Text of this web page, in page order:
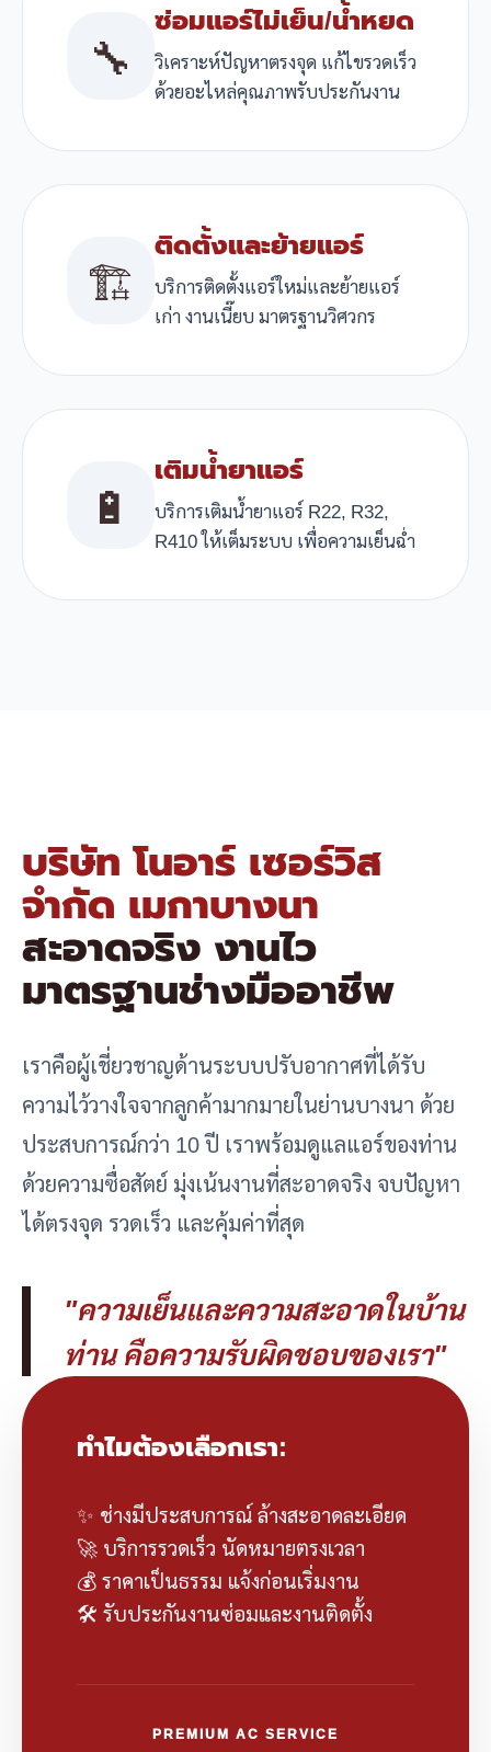
🔧
ซ่อมแอร์ไม่เย็น/น้ำหยด
วิเคราะห์ปัญหาตรงจุด แก้ไขรวดเร็ว
ด้วยอะไหล่คุณภาพรับประกันงาน
🏗️
ติดตั้งและย้ายแอร์
บริการติดตั้งแอร์ใหม่และย้ายแอร์
เก่า งานเนี๊ยบ มาตรฐานวิศวกร
🔋
เติมน้ำยาแอร์
บริการเติมน้ำยาแอร์ R22, R32,
R410 ให้เต็มระบบ เพื่อความเย็นฉ่ำ
บริษัท โนอาร์ เซอร์วิส
จำกัด เมกาบางนา
สะอาดจริง งานไว
มาตรฐานช่างมืออาชีพ
เราคือผู้เชี่ยวชาญด้านระบบปรับอากาศที่ได้รับ
ความไว้วางใจจากลูกค้ามากมายในย่านบางนา ด้วย
ประสบการณ์กว่า 10 ปี เราพร้อมดูแลแอร์ของท่าน
ด้วยความซื่อสัตย์ มุ่งเน้นงานที่สะอาดจริง จบปัญหา
ได้ตรงจุด รวดเร็ว และคุ้มค่าที่สุด
"ความเย็นและความสะอาดในบ้าน
ท่าน คือความรับผิดชอบของเรา"
ทำไมต้องเลือกเรา:
✨ ช่างมีประสบการณ์ ล้างสะอาดละเอียด
🚀 บริการรวดเร็ว นัดหมายตรงเวลา
💰 ราคาเป็นธรรม แจ้งก่อนเริ่มงาน
🛠️ รับประกันงานซ่อมและงานติดตั้ง
PREMIUM AC SERVICE